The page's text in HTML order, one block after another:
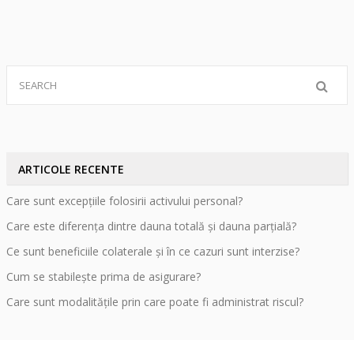
ARTICOLE RECENTE
Care sunt excepțiile folosirii activului personal?
Care este diferența dintre dauna totală și dauna parțială?
Ce sunt beneficiile colaterale și în ce cazuri sunt interzise?
Cum se stabilește prima de asigurare?
Care sunt modalitățile prin care poate fi administrat riscul?